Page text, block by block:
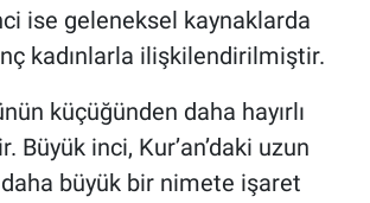
ise geleneksel kaynaklarda
kadınlarla ilişkilendirilmiştir.
küçüğünden daha hayırlı
Büyük inci, Kur’an’daki uzun
büyük bir nimete işaret